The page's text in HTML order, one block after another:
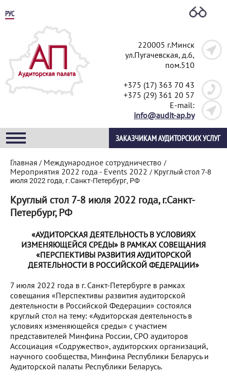
РУС
220005 г.Минск
ул.Пугачевская, д.6,
пом.510
+375 (17) 363 70 43
+375 (29) 361 20 57
E-mail:
info@audit-ap.by
ЗАКАЗЧИКАМ АУДИТОРСКИХ УСЛУГ
Главная / Международное сотрудничество /
Мероприятия 2022 года - Events 2022 / Круглый стол 7-8
июля 2022 года, г.Санкт-Петербург, РФ
Круглый стол 7-8 июля 2022 года, г.Санкт-
Петербург, РФ
«АУДИТОРСКАЯ ДЕЯТЕЛЬНОСТЬ В УСЛОВИЯХ
ИЗМЕНЯЮЩЕЙСЯ СРЕДЫ» В РАМКАХ СОВЕЩАНИЯ
«ПЕРСПЕКТИВЫ РАЗВИТИЯ АУДИТОРСКОЙ
ДЕЯТЕЛЬНОСТИ В РОССИЙСКОЙ ФЕДЕРАЦИИ»
7 июля 2022 года в г. Санкт-Петербурге в рамках
совещания «Перспективы развития аудиторской
деятельности в Российской Федерации» состоялся
круглый стол на тему: «Аудиторская деятельность в
условиях изменяющейся среды» с участием
представителей Минфина России, СРО аудиторов
Ассоциация «Содружество», аудиторских организаций,
научного сообщества, Минфина Республики Беларусь и
Аудиторской палаты Республики Беларусь.